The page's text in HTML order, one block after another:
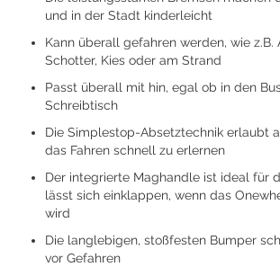
und in der Stadt kinderleicht
Kann überall gefahren werden, wie z.B.
Schotter, Kies oder am Strand
Passt überall mit hin, egal ob in den
Schreibtisch
Die Simplestop-Absetztechnik erlaubt
das Fahren schnell zu erlernen
Der integrierte Maghandle ist ideal für
lässt sich einklappen, wenn das
wird
Die langlebigen, stoßfesten Bumper
vor Gefahren